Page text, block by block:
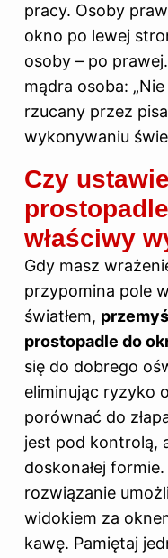
pracy. Osoby
okno po lewej
osoby – po
mądra osoba:
rzucany przez
wykonywaniu
Czy
właściwy
Gdy masz
przypomina pole
światłem,
prostopadle do
się do dobrego
eliminując ryzyko
porównać do
jest pod kontrolą,
doskonałej
rozwiązanie
widokiem za
kawę. Pamiętaj